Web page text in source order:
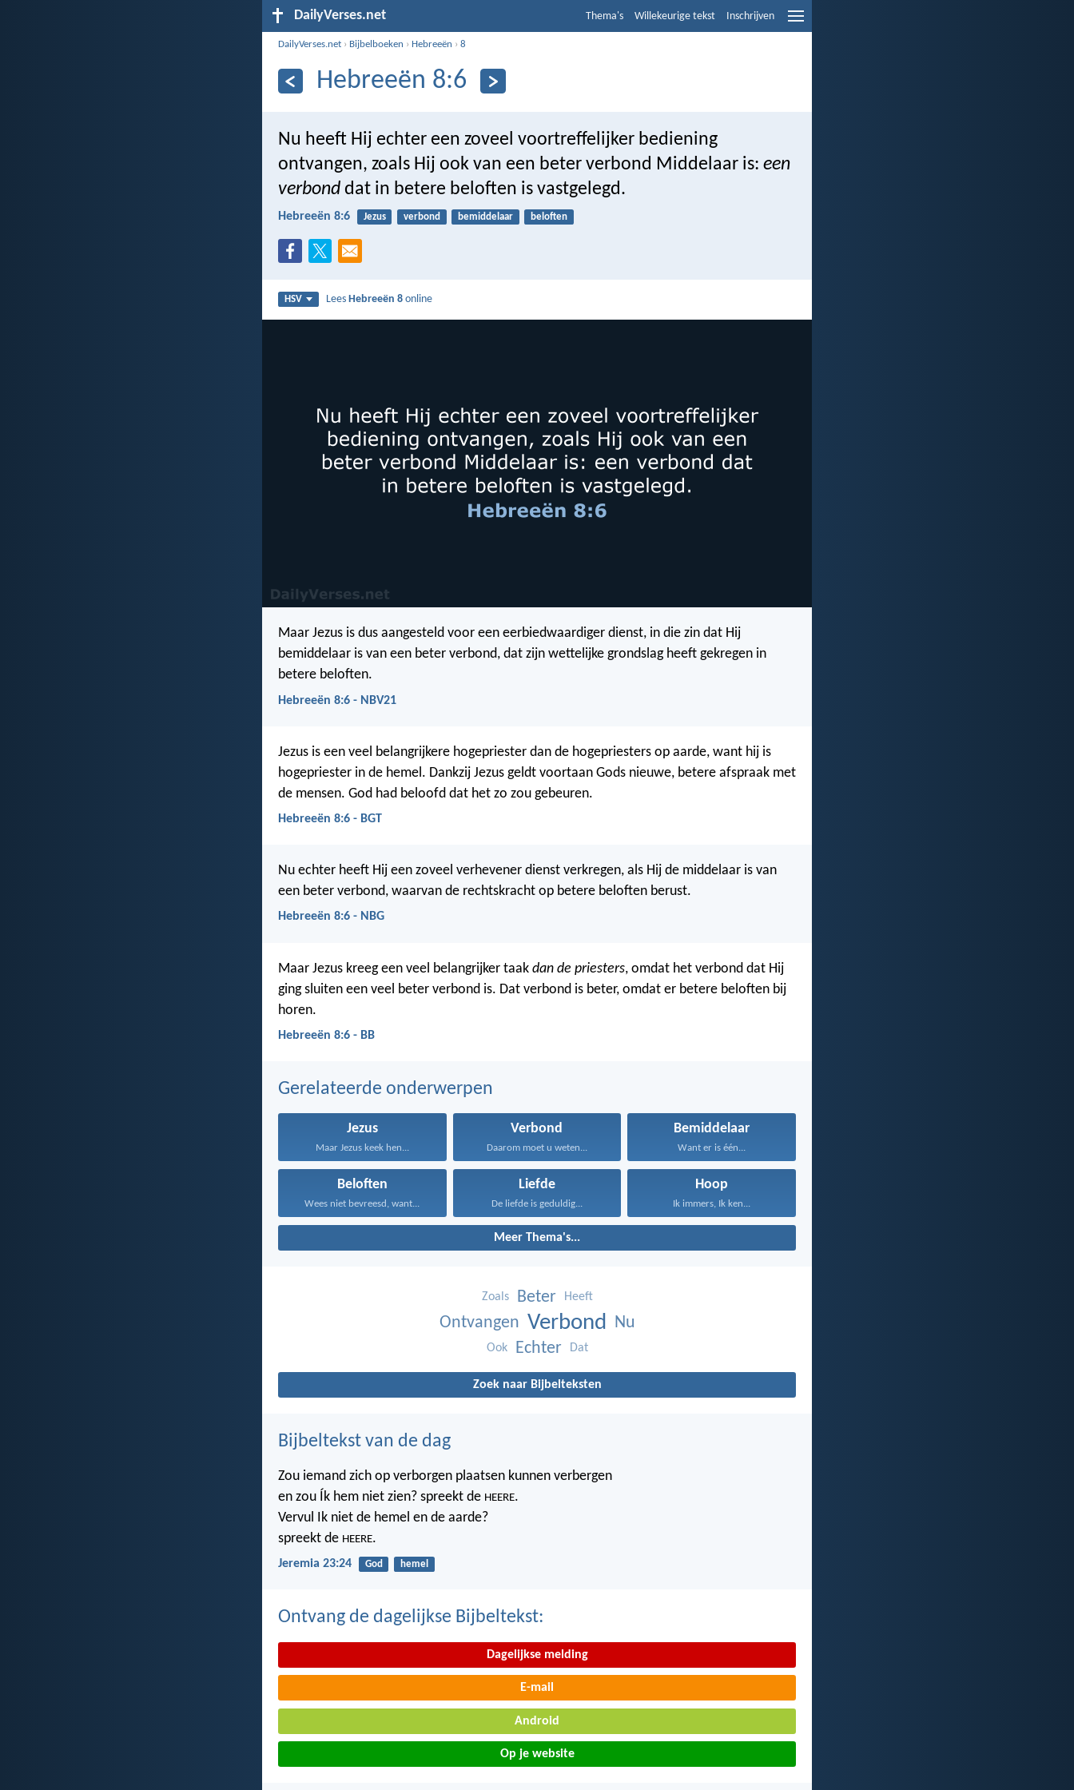
DailyVerses.net Thema's Willekeurige tekst Inschrijven
DailyVerses.net › Bijbelboeken › Hebreeën ›8
Hebreeën 8:6
Nu heeft Hij echter een zoveel voortreffelijker bediening
ontvangen, zoals Hij ook van een beter verbond Middelaar is: een
verbond dat in betere beloften is vastgelegd.
Hebreeën 8:6 Jezus verbond bemiddelaar beloften
HSV LeesHebreeën 8 online
Maar Jezus is dus aangesteld voor een eerbiedwaardiger dienst, in die zin dat Hij
bemiddelaar is van een beter verbond, dat zijn wettelijke grondslag heeft gekregen in
betere beloften.
Hebreeën 8:6 - NBV21
Jezus is een veel belangrijkere hogepriester dan de hogepriesters op aarde, want hij is
hogepriester in de hemel. Dankzij Jezus geldt voortaan Gods nieuwe, betere afspraak met
de mensen. God had beloofd dat het zo zou gebeuren.
Hebreeën 8:6 - BGT
Nu echter heeft Hij een zoveel verhevener dienst verkregen, als Hij de middelaar is van
een beter verbond, waarvan de rechtskracht op betere beloften berust.
Hebreeën 8:6 - NBG
Maar Jezus kreeg een veel belangrijker taak dan de priesters, omdat het verbond dat Hij
ging sluiten een veel beter verbond is. Dat verbond is beter, omdat er betere beloften bij
horen.
Hebreeën 8:6 - BB
Gerelateerde onderwerpen
Jezus
Maar Jezus keek hen...
Verbond
Daarom moet u weten...
Bemiddelaar
Want er is één...
Beloften
Wees niet bevreesd, want...
Liefde
De liefde is geduldig...
Hoop
Ik immers, Ik ken...
Meer Thema's...
Zoals Beter Heeft
Ontvangen Verbond Nu
Ook Echter Dat
Zoek naar Bijbelteksten
Bijbeltekst van de dag
Zou iemand zich op verborgen plaatsen kunnen verbergen
en zou Ík hem niet zien? spreekt de HEERE.
Vervul Ik niet de hemel en de aarde?
spreekt de HEERE.
Jeremia 23:24 God hemel
Ontvang de dagelijkse Bijbeltekst:
Dagelijkse melding
E-mail
Android
Op je website